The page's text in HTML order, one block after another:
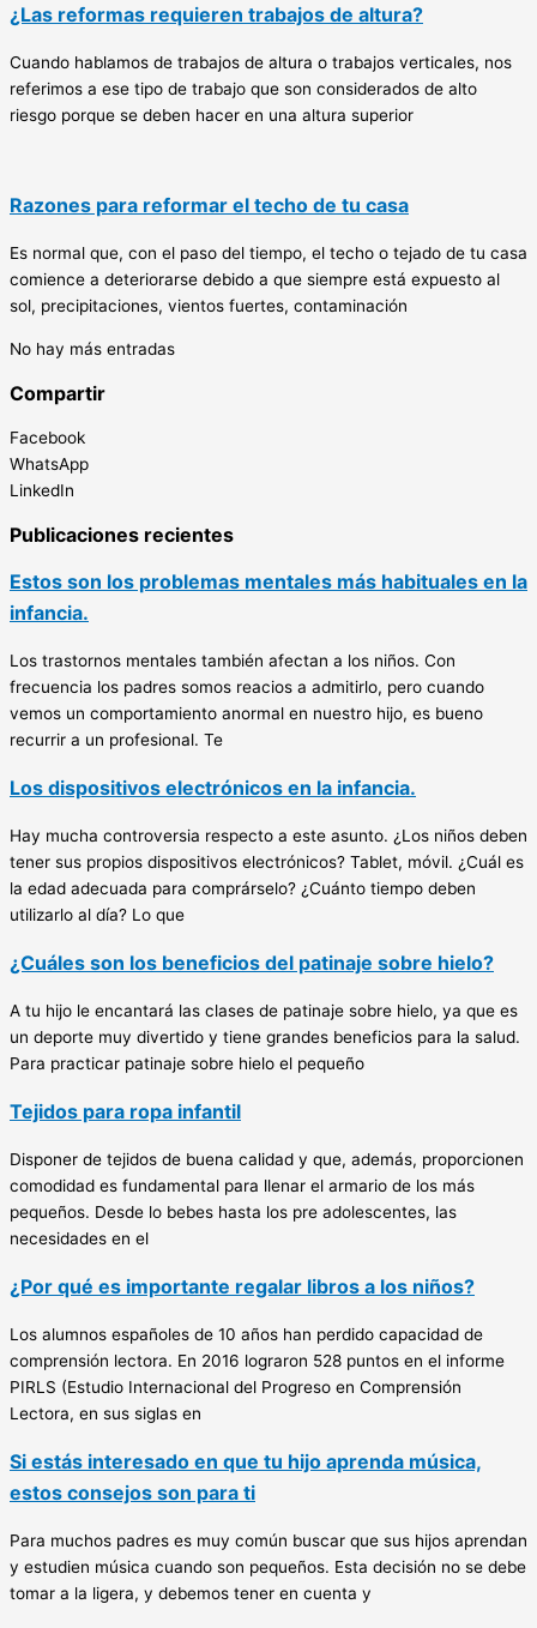
¿Las reformas requieren trabajos de altura?
Cuando hablamos de trabajos de altura o trabajos verticales, nos
referimos a ese tipo de trabajo que son considerados de alto
riesgo porque se deben hacer en una altura superior
Razones para reformar el techo de tu casa
Es normal que, con el paso del tiempo, el techo o tejado de tu casa
comience a deteriorarse debido a que siempre está expuesto al
sol, precipitaciones, vientos fuertes, contaminación
No hay más entradas
Compartir
Facebook
WhatsApp
LinkedIn
Publicaciones recientes
Estos son los problemas mentales más habituales en la
infancia.
Los trastornos mentales también afectan a los niños. Con
frecuencia los padres somos reacios a admitirlo, pero cuando
vemos un comportamiento anormal en nuestro hijo, es bueno
recurrir a un profesional. Te
Los dispositivos electrónicos en la infancia.
Hay mucha controversia respecto a este asunto. ¿Los niños deben
tener sus propios dispositivos electrónicos? Tablet, móvil. ¿Cuál es
la edad adecuada para comprárselo? ¿Cuánto tiempo deben
utilizarlo al día? Lo que
¿Cuáles son los beneficios del patinaje sobre hielo?
A tu hijo le encantará las clases de patinaje sobre hielo, ya que es
un deporte muy divertido y tiene grandes beneficios para la salud.
Para practicar patinaje sobre hielo el pequeño
Tejidos para ropa infantil
Disponer de tejidos de buena calidad y que, además, proporcionen
comodidad es fundamental para llenar el armario de los más
pequeños. Desde lo bebes hasta los pre adolescentes, las
necesidades en el
¿Por qué es importante regalar libros a los niños?
Los alumnos españoles de 10 años han perdido capacidad de
comprensión lectora. En 2016 lograron 528 puntos en el informe
PIRLS (Estudio Internacional del Progreso en Comprensión
Lectora, en sus siglas en
Si estás interesado en que tu hijo aprenda música,
estos consejos son para ti
Para muchos padres es muy común buscar que sus hijos aprendan
y estudien música cuando son pequeños. Esta decisión no se debe
tomar a la ligera, y debemos tener en cuenta y